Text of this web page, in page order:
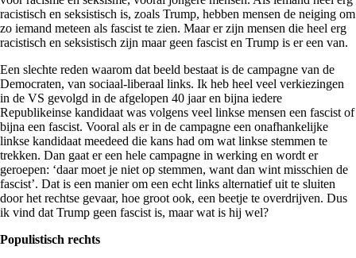
racistisch en seksistisch is, zoals Trump, hebben mensen de neiging om
zo iemand meteen als fascist te zien. Maar er zijn mensen die heel erg
racistisch en seksistisch zijn maar geen fascist en Trump is er een van.
Een slechte reden waarom dat beeld bestaat is de campagne van de
Democraten, van sociaal-liberaal links. Ik heb heel veel verkiezingen
in de VS gevolgd in de afgelopen 40 jaar en bijna iedere
Republikeinse kandidaat was volgens veel linkse mensen een fascist of
bijna een fascist. Vooral als er in de campagne een onafhankelijke
linkse kandidaat meedeed die kans had om wat linkse stemmen te
trekken. Dan gaat er een hele campagne in werking en wordt er
geroepen: ‘daar moet je niet op stemmen, want dan wint misschien de
fascist’. Dat is een manier om een echt links alternatief uit te sluiten
door het rechtse gevaar, hoe groot ook, een beetje te overdrijven. Dus
ik vind dat Trump geen fascist is, maar wat is hij wel?
Populistisch rechts